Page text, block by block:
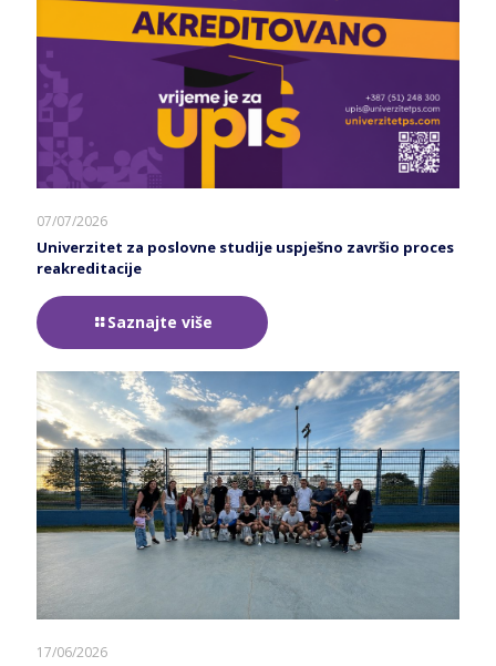
07/07/2026
Univerzitet za poslovne studije uspješno završio proces
reakreditacije
Saznajte više
17/06/2026